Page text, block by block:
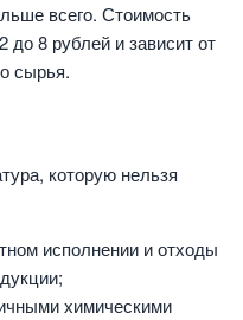
всего. Стоимость
до 8 рублей и зависит от
сырья.
которую нельзя
исполнении и отходы
химическими